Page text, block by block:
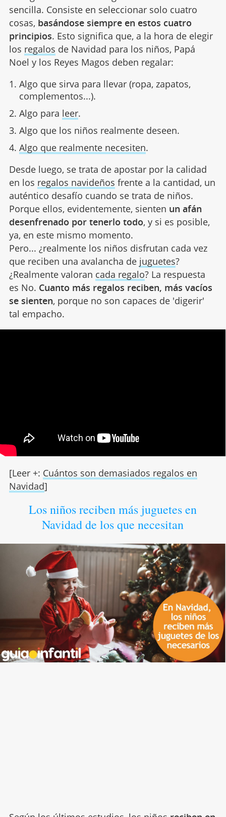
sencilla. Consiste en seleccionar solo cuatro
cosas, basándose siempre en estos cuatro
principios. Esto significa que, a la hora de elegir
los regalos de Navidad para los niños, Papá
Noel y los Reyes Magos deben regalar:
Algo que sirva para llevar (ropa, zapatos,
complementos...).
Algo para leer.
Algo que los niños realmente deseen.
Algo que realmente necesiten.
Desde luego, se trata de apostar por la calidad
en los regalos navideños frente a la cantidad, un
auténtico desafío cuando se trata de niños.
Porque ellos, evidentemente, sienten un afán
desenfrenado por tenerlo todo, y si es posible,
ya, en este mismo momento.
Pero... ¿realmente los niños disfrutan cada vez
que reciben una avalancha de juguetes?
¿Realmente valoran cada regalo? La respuesta
es No. Cuanto más regalos reciben, más vacíos
se sienten, porque no son capaces de 'digerir'
tal empacho.
[Leer +: Cuántos son demasiados regalos en
Navidad]
Los niños reciben más juguetes en
Navidad de los que necesitan